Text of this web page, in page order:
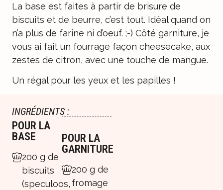
La base est faites à partir de brisure de
biscuits et de beurre, c’est tout. Idéal quand on
n’a plus de farine ni d’oeuf. ;-) Côté garniture, je
vous ai fait un fourrage façon cheesecake, aux
zestes de citron, avec une touche de mangue.
Un régal pour les yeux et les papilles !
INGRÉDIENTS :
POUR LA
BASE
200 g de
biscuits
(speculoos,
POUR LA
GARNITURE
200 g de
fromage